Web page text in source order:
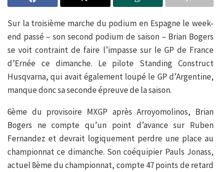
Sur la troisième marche du podium en Espagne le week-
end passé – son second podium de saison – Brian Bogers
se voit contraint de faire l’impasse sur le GP de France
d’Ernée ce dimanche. Le pilote Standing Construct
Husqvarna, qui avait également loupé le GP d’Argentine,
manque donc sa seconde épreuve de la saison.
6ème du provisoire MXGP après Arroyomolinos, Brian
Bogers ne compte qu’un point d’avance sur Ruben
Fernandez et devrait logiquement perdre une place au
championnat ce dimanche. Son coéquipier Pauls Jonass,
actuel 8ème du championnat, compte 47 points de retard